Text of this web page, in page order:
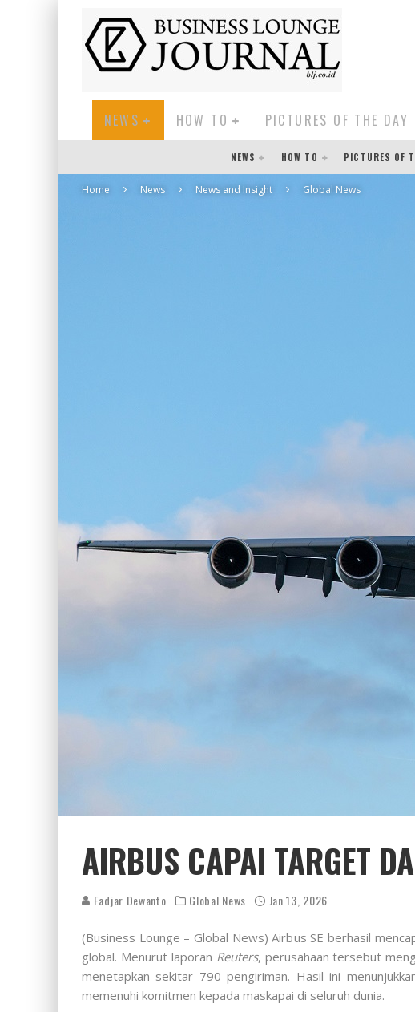
NEWS HOW TO PICTURES OF THE DAY
NEWS HOW TO PICTURES OF
Home News News and Insight Global News
AIRBUS CAPAI TARGET
Fadjar Dewanto Global News Jan 13, 2026
(Business Lounge – Global News) Airbus SE berhasil
global. Menurut laporan Reuters, perusahaan tersebut
menetapkan sekitar 790 pengiriman. Hasil ini
memenuhi komitmen kepada maskapai di seluruh dunia.